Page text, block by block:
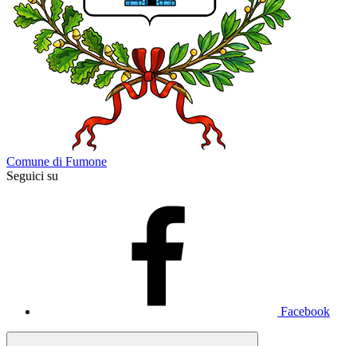
Comune di Fumone
Seguici su
Facebook